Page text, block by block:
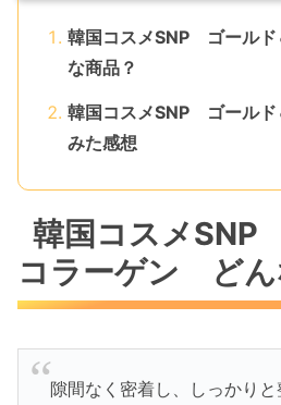
韓国コスメSNP ゴール
な商品？
韓国コスメSNP ゴールド
みた感想
韓国コスメSNP
コラーゲン どん
隙間なく密着し、しっかり